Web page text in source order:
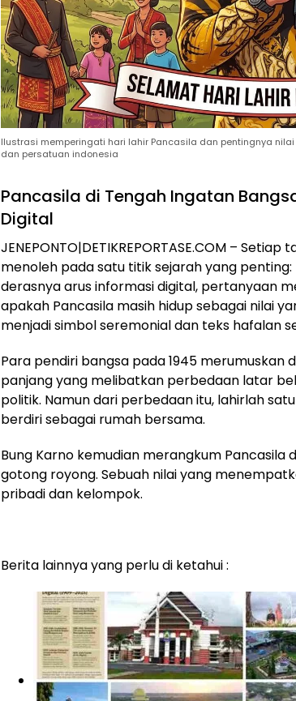
Ilustrasi memperingati hari lahir Pancasila dan pentingnya
dan persatuan indonesia
Pancasila di Tengah Ingatan
Digital
JENEPONTO|DETIKREPORTASE.COM –
menoleh pada satu titik sejarah yang penting:
derasnya arus informasi digital, pertanyaan
apakah Pancasila masih hidup sebagai nilai
menjadi simbol seremonial dan teks hafalan
Para pendiri bangsa pada 1945
panjang yang melibatkan perbedaan latar
politik. Namun dari perbedaan itu, lahirlah
berdiri sebagai rumah bersama.
Bung Karno kemudian merangkum Pancasila
gotong royong. Sebuah nilai yang
pribadi dan kelompok.
Berita lainnya yang perlu di ketahui :